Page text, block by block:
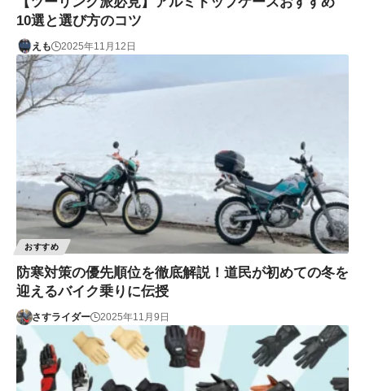
10選と選び方のコツ
えも 2025年11月12日
おすすめ
防寒対策の優先順位を徹底解説！道民が初めての冬を
迎えるバイク乗りに伝授
さすライダー 2025年11月9日